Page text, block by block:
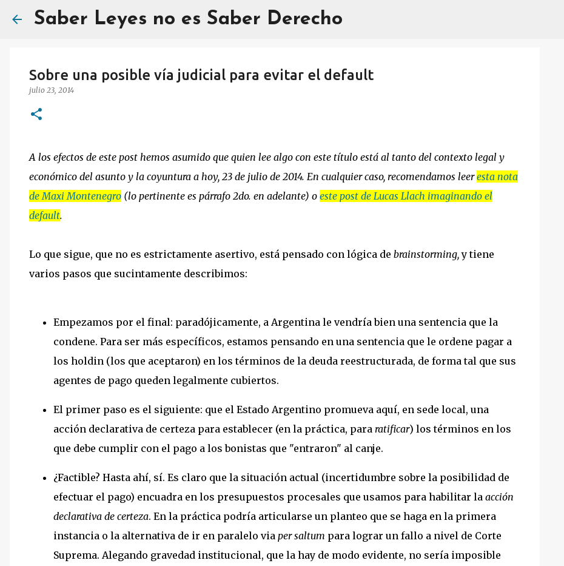
Saber Leyes no es Saber Derecho
Sobre una posible vía judicial para evitar el default
julio 23, 2014
A los efectos de este post hemos asumido que quien lee algo con este título está al tanto del contexto legal y
económico del asunto y la coyuntura a hoy, 23 de julio de 2014. En cualquier caso, recomendamos leeresta nota
de Maxi Montenegro (lo pertinente es párrafo 2do. en adelante) o este post de Lucas Llach imaginando el
default.
Lo que sigue, que no es estrictamente asertivo, está pensado con lógica de brainstorming,y tiene
varios pasos que sucintamente describimos:
Empezamos por el final: paradójicamente, a Argentina le vendría bien una sentencia que la
condene. Para ser más específicos, estamos pensando en una sentencia que le ordene pagar a
los holdin (los que aceptaron) en los términos de la deuda reestructurada, de forma tal que sus
agentes de pago queden legalmente cubiertos.
El primer paso es el siguiente: que el Estado Argentino promueva aquí, en sede local, una
acción declarativa de certeza para establecer (en la práctica, para ratificar) los términos en los
que debe cumplir con el pago a los bonistas que "entraron" al canje.
¿Factible? Hasta ahí, sí. Es claro que la situación actual (incertidumbre sobre la posibilidad de
efectuar el pago) encuadra en los presupuestos procesales que usamos para habilitar la acción
declarativa de certeza. En la práctica podría articularse un planteo que se haga en la primera
instancia o la alternativa de ir en paralelo via per saltum para lograr un fallo a nivel de Corte
Suprema. Alegando gravedad institucional, que la hay de modo evidente, no sería imposible